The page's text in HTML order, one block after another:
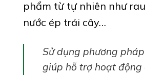
phẩm từ tự nhiên như
nước ép trái cây…
Sử dụng phương
giúp hỗ trợ hoạt động